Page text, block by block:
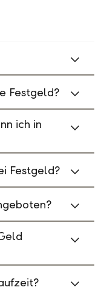
Festgeld?
ich in
Festgeld?